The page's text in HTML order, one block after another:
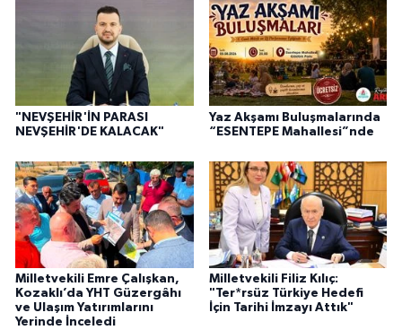
"NEVŞEHİR'İN PARASI
NEVŞEHİR'DE KALACAK"
Yaz Akşamı Buluşmalarında
“ESENTEPE Mahallesi”nde
Milletvekili Emre Çalışkan,
Kozaklı’da YHT Güzergâhı
ve Ulaşım Yatırımlarını
Yerinde İnceledi
Milletvekili Filiz Kılıç:
"Ter*rsüz Türkiye Hedefi
İçin Tarihi İmzayı Attık"